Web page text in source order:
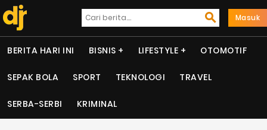
Masuk
BERITA HARI INI BISNIS LIFESTYLE OTOMOTIF
SEPAK BOLA SPORT TEKNOLOGI TRAVEL
SERBA-SERBI KRIMINAL